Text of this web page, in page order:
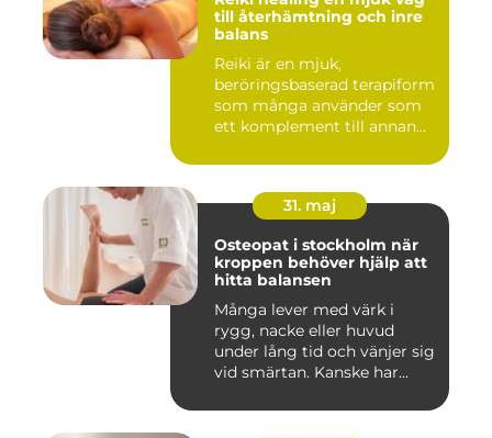
till återhämtning och inre
balans
Reiki är en mjuk,
beröringsbaserad terapiform
som många använder som
ett komplement till annan
31. maj
Osteopat i stockholm när
kroppen behöver hjälp att
hitta balansen
Många lever med värk i
rygg, nacke eller huvud
under lång tid och vänjer sig
vid smärtan. Kanske har...